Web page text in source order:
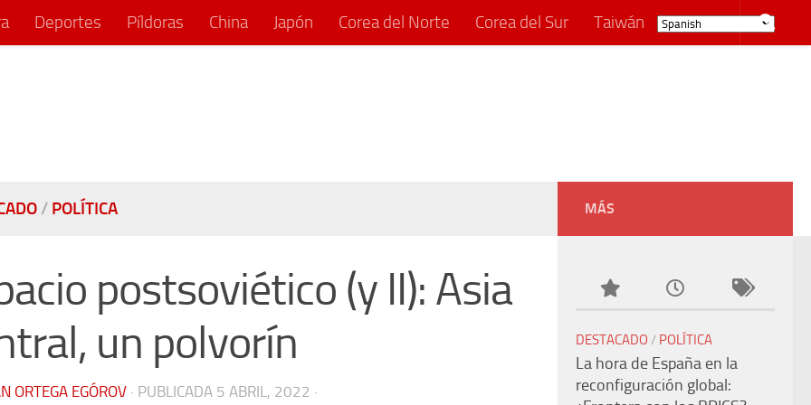
Deportes Píldoras China Japón Corea del Norte Corea del Sur Taiwán
/ POLÍTICA
postsoviético (y II): Asia
un polvorín
ORTEGA EGÓROV · PUBLICADA 5 ABRIL, 2022 ·
MÁS
DESTACADO / POLÍTICA
La hora de España en la
reconfiguración global: